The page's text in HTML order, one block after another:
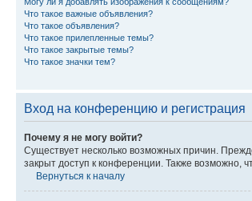
Что такое важные объявления?
Что такое объявления?
Что такое прилепленные темы?
Что такое закрытые темы?
Что такое значки тем?
Вход на конференцию и регистрация
Почему я не могу войти?
Существует несколько возможных причин.
закрыт доступ к конференции. Также возможно,
Вернуться к началу